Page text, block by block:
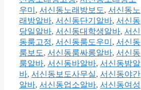
우미 , 서신동노래방보도, 서신동노
래방알바, 서신동단기알바, 서신동
당일알바, 서신동대학생알바, 서신
동룸고정, 서신동룸도우미 , 서신동
룸보도, 서신동룸싸롱알바, 서신동
룸알바, 서신동바알바, 서신동밤알
바, 서신동보도사무실, 서신동야간
알바, 서신동업소알바, 서신동여성